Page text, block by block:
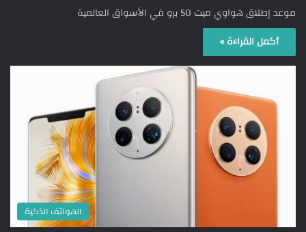
موعد إطلاق هواوي ميت 50 برو في الأسواق العالمية
أكمل القراءة »
الهواتف الذكية